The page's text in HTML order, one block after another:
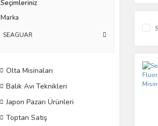
Seçimleriniz
Marka
SEAGUAR
Olta Misinaları
Balık Avı Teknikleri
Japon Pazarı Ürünleri
Toptan Satış